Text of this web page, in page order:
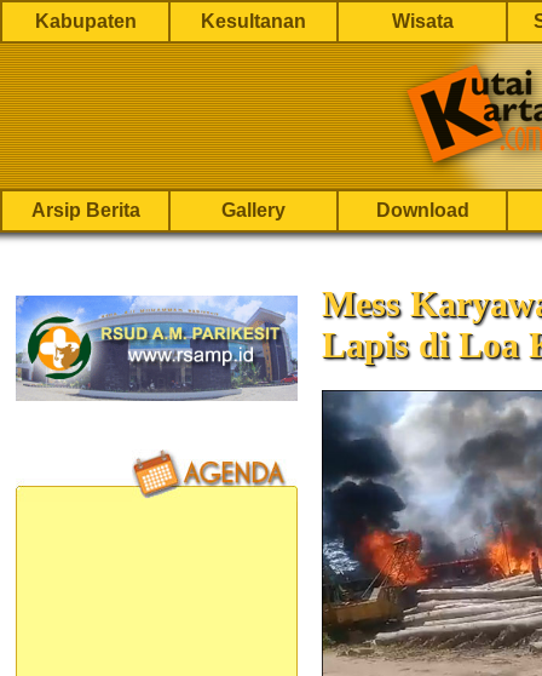
Kabupaten Kesultanan Wisata
Arsip Berita Gallery Download
Mess
Lapis di Loa